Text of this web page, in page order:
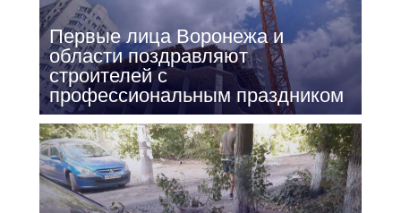
Первые лица Воронежа и
области поздравляют
строителей с
профессиональным праздником